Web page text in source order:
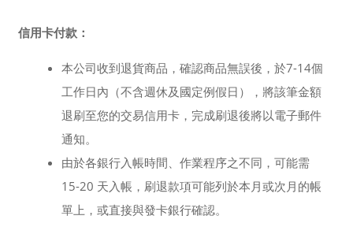
信用卡付款：
本公司收到退貨商品，確認商品無誤後，於7-14個
工作日內（不含週休及國定例假日），將該筆金額
退刷至您的交易信用卡，完成刷退後將以電子郵件
通知。
由於各銀行入帳時間、作業程序之不同，可能需
15-20 天入帳，刷退款項可能列於本月或次月的帳
單上，或直接與發卡銀行確認。